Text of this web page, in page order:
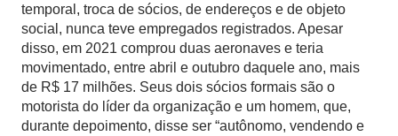
temporal, troca de sócios, de endereços e de objeto
social, nunca teve empregados registrados. Apesar
disso, em 2021 comprou duas aeronaves e teria
movimentado, entre abril e outubro daquele ano, mais
de R$ 17 milhões. Seus dois sócios formais são o
motorista do líder da organização e um homem, que,
durante depoimento, disse ser “autônomo, vendendo e